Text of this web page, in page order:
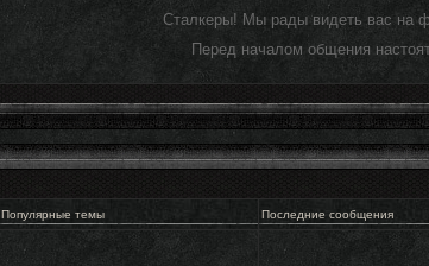
Сталкеры! Мы рады видеть вас на
Перед началом общения
Популярные темы Последние сообщения